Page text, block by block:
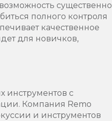
существенно
полного контроля
качественное
для новичков,
инструментов с
Компания Remo
и инструментов